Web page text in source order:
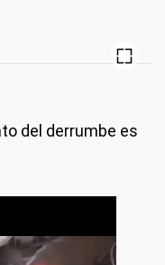
del derrumbe es